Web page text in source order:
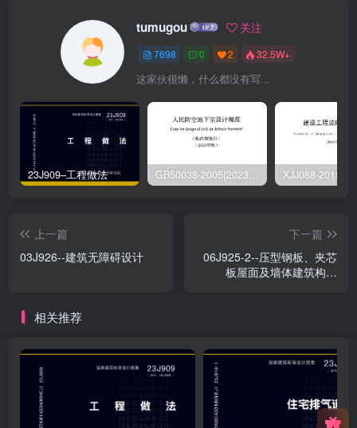
tumugou 关注
7698 0 2 32.5W+
这家伙很懒，什么都没有写...
23J909–工程做法 GB50038-2005(2023版)–人民防空地下室设计规范
上一篇
03J926--建筑无障碍设计
下一篇
06J925-2--压型钢板、夹芯
板屋面及墙体建筑构造
相关推荐